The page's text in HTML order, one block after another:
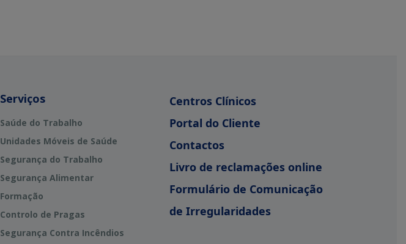
Serviços
Saúde do Trabalho
Unidades Móveis de Saúde
Segurança do Trabalho
Segurança Alimentar
Formação
Controlo de Pragas
Segurança Contra Incêndios
Centros Clínicos
Portal do Cliente
Contactos
Livro de reclamações online
Formulário de Comunicação
de Irregularidades